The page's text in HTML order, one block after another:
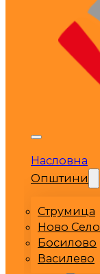
Насловна
Општини
Струмица
Ново Село
Босилово
Василево